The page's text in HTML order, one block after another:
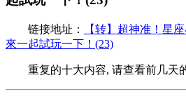
链接地址：
【转】超神准！星
來一起試玩一下！(23)
重复的十大内容, 请查看前几天